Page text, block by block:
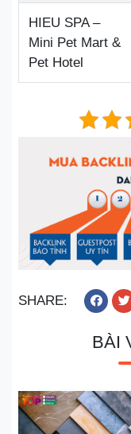
HIEU SPA –
Mini Pet Mart &
Pet Hotel
SHARE:
BÀI